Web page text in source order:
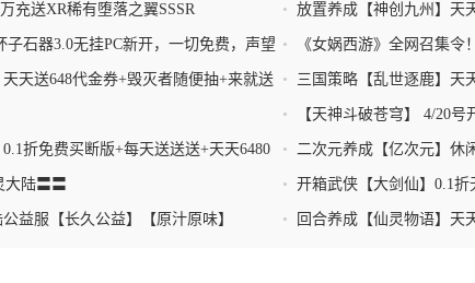
充送XR稀有堕落之翼SSSR • 放置养成【神创九州】天
礼
子石器3.0无挂PC新开，一切免费，声望 • 《女娲西游》全网召集令
天送648代金券+毁灭者随便抽+来就送
•
三国策略【乱世逐鹿】天
+稀有自选箱
• 【天神斗破苍穹】 4/20
折免费买断版+每天送送送+天天6480
• 二次元养成【亿次元】休
拿+神器送送送
大陆〓〓 • 开箱武侠【大剑仙】0.1
益服【长久公益】【原汁原味】 •
回合养成【仙灵物语】天